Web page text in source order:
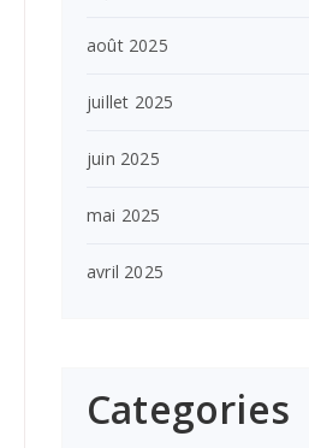
août 2025
juillet 2025
juin 2025
mai 2025
avril 2025
Categories